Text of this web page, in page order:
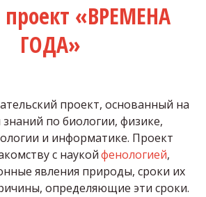
проект «ВРЕМЕНА
ГОДА»
проект, основанный на
по биологии, физике,
и информатике. Проект
с наукой фенологией,
явления природы, сроки их
определяющие эти сроки.